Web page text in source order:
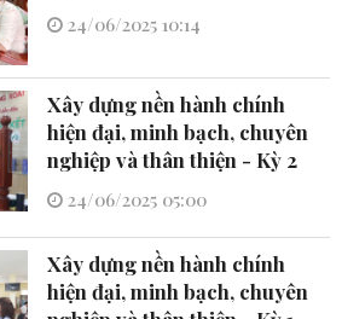
24/06/2025 10:14
Xây dựng nền hành chính
hiện đại, minh bạch, chuyên
nghiệp và thân thiện - Kỳ 2
24/06/2025 05:00
Xây dựng nền hành chính
hiện đại, minh bạch, chuyên